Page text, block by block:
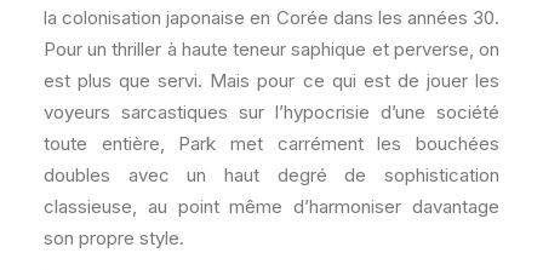
la colonisation japonaise en Corée dans les années 30.
Pour un thriller à haute teneur saphique et perverse, on
est plus que servi. Mais pour ce qui est de jouer les
voyeurs sarcastiques sur l’hypocrisie d’une société
toute entière, Park met carrément les bouchées
doubles avec un haut degré de sophistication
classieuse, au point même d’harmoniser davantage
son propre style.